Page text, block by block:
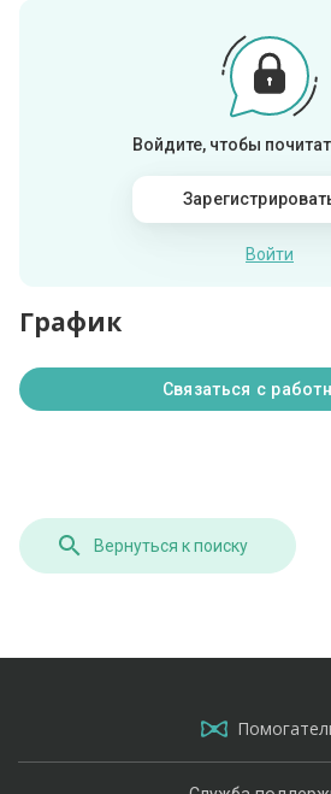
Войдите, чтобы
Войти
График
Связаться с
Вернуться к поиску